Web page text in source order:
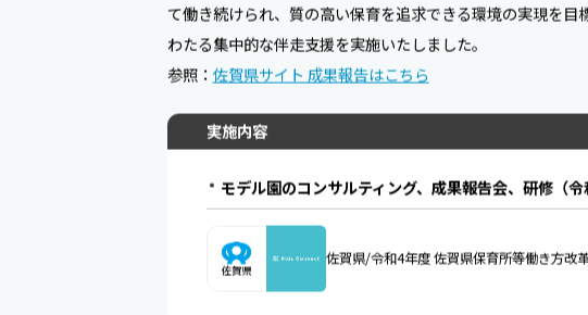
て働き続けられ、質の高い保育を追求できる環境の実現を
わたる集中的な伴走支援を実施いたしました。
参照： 佐賀県サイト 成果報告はこちら
実施内容
モデル園のコンサルティング、成果報告会、研修（令
佐賀県/令和4年度 佐賀県保育所等働き方改